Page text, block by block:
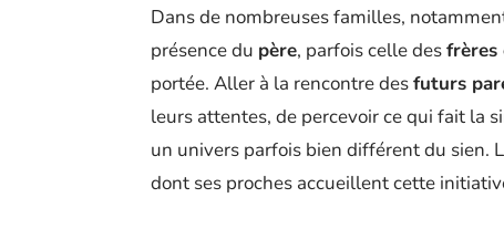
Dans de nombreuses familles,
présence du père, parfois celle des
portée. Aller à la rencontre desfuturs
leurs attentes, de percevoir ce qui fait la
un univers parfois bien différent du sien.
dont ses proches accueillent cette